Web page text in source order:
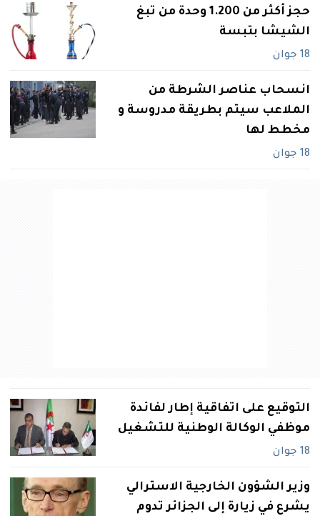
حجز أكثر من 1.200 وحدة من تبغ
الشيشا بتبسة
18 جوان
انسحاب عناصر الشرطة من
الملاعب سيتم بطريقة مدروسة و
مخطط لها
18 جوان
التوقيع على اتفاقية إطار لفائدة
موظفي الوكالة الوطنية للتشغيل
18 جوان
وزير الشؤون الخارجية الاسترالي
يشرع في زيارة إلى الجزائر تدوم